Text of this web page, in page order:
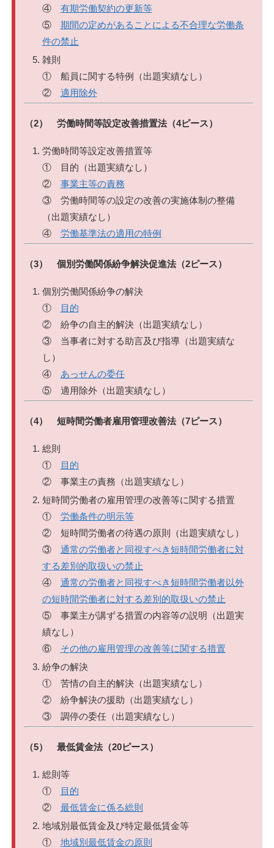
④ 有期労働契約の更新等
⑤ 期間の定めがあることによる不合理な労働条
件の禁止
雑則
① 船員に関する特例（出題実績なし）
② 適用除外
（2） 労働時間等設定改善措置法（4ピース）
労働時間等設定改善措置等
① 目的（出題実績なし）
② 事業主等の責務
③ 労働時間等の設定の改善の実施体制の整備
（出題実績なし）
④ 労働基準法の適用の特例
（3） 個別労働関係紛争解決促進法（2ピース）
個別労働関係紛争の解決
①
目的
② 紛争の自主的解決（出題実績なし）
③ 当事者に対する助言及び指導（出題実績な
し）
④ あっせんの委任
⑤ 適用除外（出題実績なし）
（4） 短時間労働者雇用管理改善法（7ピース）
総則
①
目的
② 事業主の責務（出題実績なし）
短時間労働者の雇用管理の改善等に関する措置
① 労働条件の明示等
② 短時間労働者の待遇の原則（出題実績なし）
③ 通常の労働者と同視すべき短時間労働者に対
する差別的取扱いの禁止
④ 通常の労働者と同視すべき短時間労働者以外
の短時間労働者に対する差別的取扱いの禁止
⑤ 事業主が講ずる措置の内容等の説明（出題実
績なし）
⑥ その他の雇用管理の改善等に関する措置
紛争の解決
① 苦情の自主的解決（出題実績なし）
② 紛争解決の援助（出題実績なし）
③ 調停の委任（出題実績なし）
（5） 最低賃金法（20ピース）
総則等
①
目的
② 最低賃金に係る総則
地域別最低賃金及び特定最低賃金等
① 地域別最低賃金の原則